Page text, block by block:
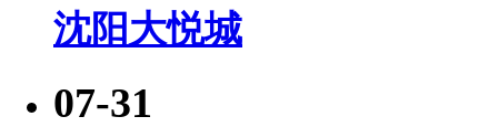
沈阳大悦城
07-31